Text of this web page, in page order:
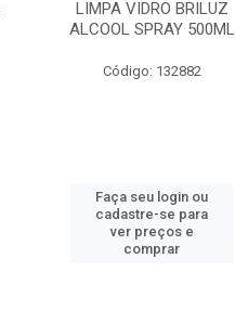
LIMPA VIDRO BRILUZ
ALCOOL SPRAY 500ML
Código: 132882
Faça seu login ou
cadastre-se para
ver preços e
comprar